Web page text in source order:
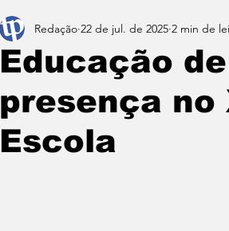
Educação Esportes
Caraguatatuba
Educação
presença no
Escola
Redação 22 de jul. de 2025 2 min de